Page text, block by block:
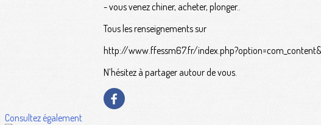
- vous venez chiner, acheter, plonger..
Tous les renseignements sur
http://www.ffessm67.fr/
N’hésitez à partager autour de vous.
Consultez également